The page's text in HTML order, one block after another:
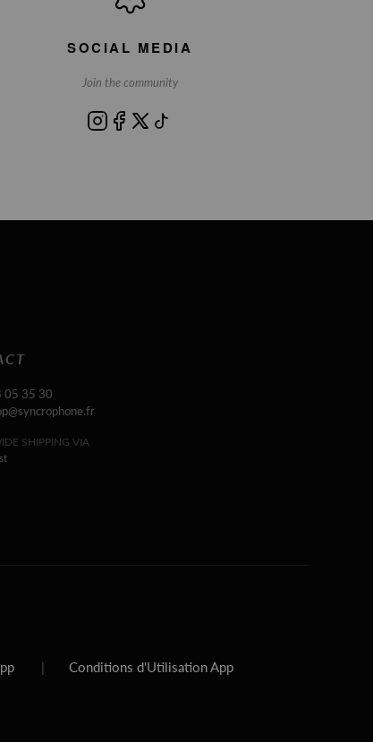
SOCIAL MEDIA
Join the community
05 35 30
SHIPPING VIA
| Conditions d'Utilisation App